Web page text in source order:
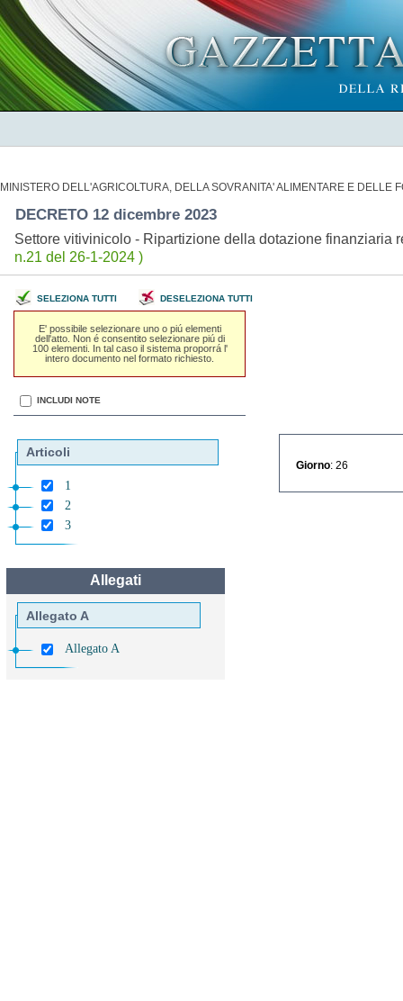
MINISTERO DELL'AGRICOLTURA, DELLA SOVRANITA' ALIMENTARE E DELLE
DECRETO 12 dicembre 2023
Settore vitivinicolo - Ripartizione della dotazione finanziaria
n.21 del 26-1-2024 )
SELEZIONA TUTTI DESELEZIONA TUTTI
E' possibile selezionare uno o piú elementi
dell'atto. Non é consentito selezionare piú di
100 elementi. In tal caso il sistema proporrá l'
intero documento nel formato richiesto.
INCLUDI NOTE
Articoli
1
2
3
Allegati
Allegato A
Allegato A
Giorno : 26